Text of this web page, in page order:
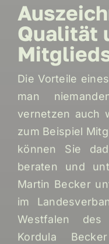
Qualität
Die Vorteile
man
vernetzen auch
zum Beispiel
können Sie
beraten und
Martin Becker
im
Westfalen des
Kordula